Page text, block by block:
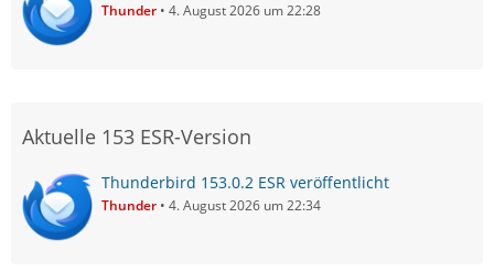
Thunder 4. August 2026 um 22:28
Aktuelle 153 ESR-Version
Thunderbird 153.0.2 ESR veröffentlicht
Thunder 4. August 2026 um 22:34